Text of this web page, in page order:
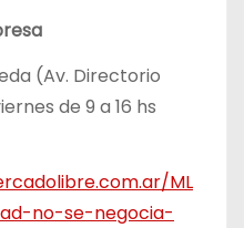
(Av. Directorio
de 9 a 16 hs
ML
no-se-negocia-